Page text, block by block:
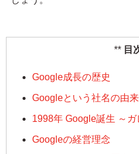
目
Google成長の歴史
Googleという社名の由来
1998年 Google誕生 ～
Googleの経営理念